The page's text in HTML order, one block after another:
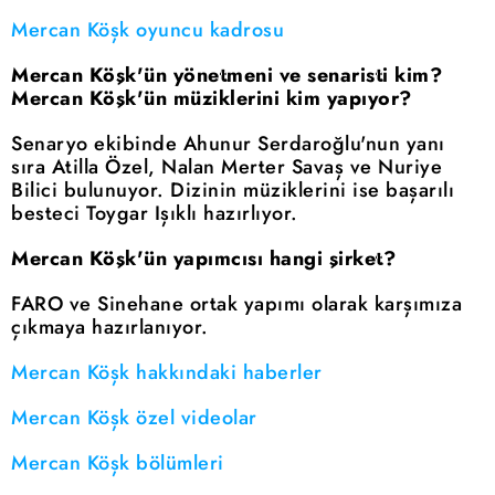
Mercan Köşk oyuncu kadrosu
Mercan Köşk'ün yönetmeni ve senaristi kim?
Mercan Köşk'ün müziklerini kim yapıyor?
Senaryo ekibinde Ahunur Serdaroğlu'nun yanı
sıra Atilla Özel, Nalan Merter Savaş ve Nuriye
Bilici bulunuyor. Dizinin müziklerini ise başarılı
besteci Toygar Işıklı hazırlıyor.
Mercan Köşk'ün yapımcısı hangi şirket?
FARO ve Sinehane ortak yapımı olarak karşımıza
çıkmaya hazırlanıyor.
Mercan Köşk hakkındaki haberler
Mercan Köşk özel videolar
Mercan Köşk bölümleri